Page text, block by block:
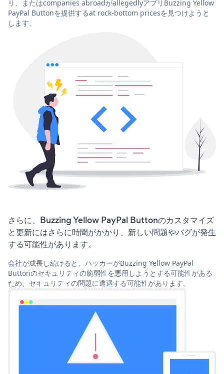
リ、またはcompanies abroadがallegedlyアプリBuzzing Yellow
PayPal Buttonを提供するat rock-bottom pricesを見つけようと
します。
さらに、Buzzing Yellow PayPal Buttonのカスタマイズ
と更新にはさらに時間がかかり、新しい問題やバグが発生
する可能性があります。
会社が成長し続けると、ハッカーがBuzzing Yellow PayPal
Buttonのセキュリティの脆弱性を悪用しようとする可能性がある
ため、セキュリティの問題に遭遇する可能性があります。